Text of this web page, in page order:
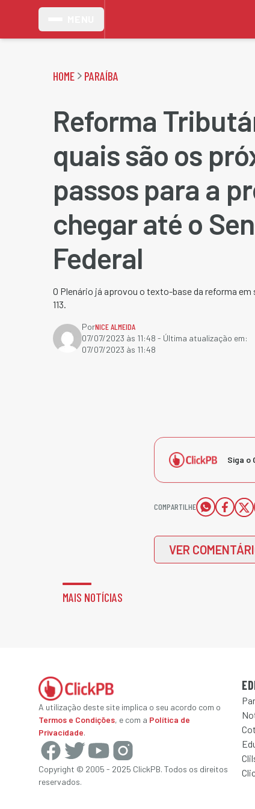
HOME PARAÍBA
Reforma
quais são os
passos para a
chegar até o
Federal
O Plenário já aprovou o texto-base da reforma
113.
PorNICE ALMEIDA
07/07/2023 às 11:48 - Última atualização em:
07/07/2023 às 11:48
Siga o
COMPARTILHE
VER
MAIS NOTÍCIAS
A utilização deste site implica o seu acordo com o
Termos e Condições, e com a Política de
Privacidade.
Copyright © 2005 - 2025 ClickPB. Todos os direitos
reservados.